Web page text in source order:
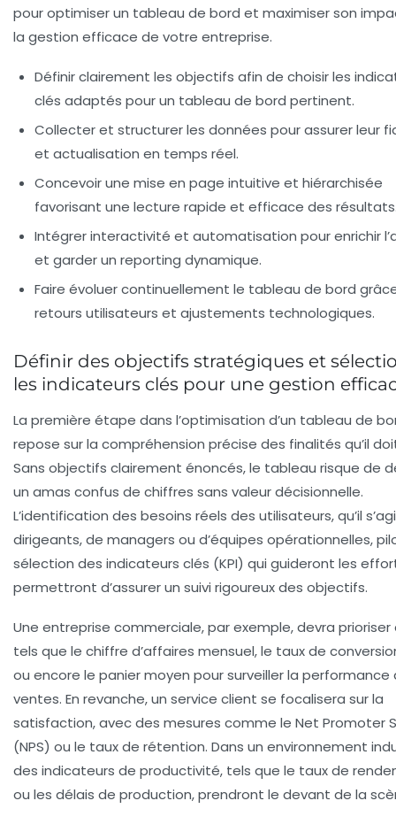
pour optimiser un tableau de bord et maximiser son
la gestion efficace de votre entreprise.
Définir clairement les objectifs afin de choisir les
clés adaptés pour un tableau de bord pertinent.
Collecter et structurer les données pour assurer leur
et actualisation en temps réel.
Concevoir une mise en page intuitive et hiérarchisée
favorisant une lecture rapide et efficace des
Intégrer interactivité et automatisation pour enrichir
et garder un reporting dynamique.
Faire évoluer continuellement le tableau de bord
retours utilisateurs et ajustements technologiques.
Définir des objectifs stratégiques et
les indicateurs clés pour une gestion
La première étape dans l’optimisation d’un tableau de
repose sur la compréhension précise des finalités qu’il
Sans objectifs clairement énoncés, le tableau risque de
un amas confus de chiffres sans valeur décisionnelle.
L’identification des besoins réels des utilisateurs, qu’il
dirigeants, de managers ou d’équipes opérationnelles,
sélection des indicateurs clés (KPI) qui guideront les
permettront d’assurer un suivi rigoureux des objectifs.
Une entreprise commerciale, par exemple, devra prioriser
tels que le chiffre d’affaires mensuel, le taux de
ou encore le panier moyen pour surveiller la performance
ventes. En revanche, un service client se focalisera sur la
satisfaction, avec des mesures comme le Net Promoter
(NPS) ou le taux de rétention. Dans un environnement
des indicateurs de productivité, tels que le taux de
ou les délais de production, prendront le devant de la